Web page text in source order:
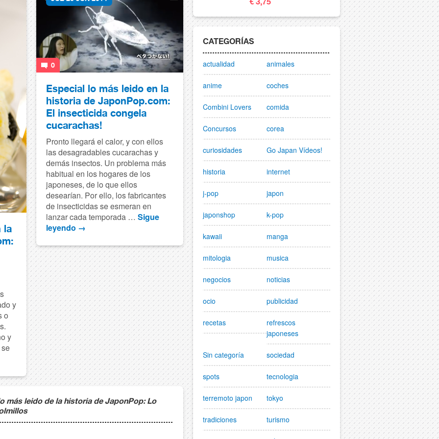
la
y
o
y
0
Especial lo más leido en la
historia de JaponPop.com:
El insecticida congela
cucarachas!
Pronto llegará el calor, y con ellos
las desagradables cucarachas y
demás insectos. Un problema más
habitual en los hogares de los
japoneses, de lo que ellos
desearían. Por ello, los fabricantes
de insecticidas se esmeran en
lanzar cada temporada … Sigue
leyendo →
más leido de la historia de JaponPop: Lo
CATEGORÍAS
actualidad animales
anime coches
Combini Lovers comida
Concursos corea
curiosidades Go Japan Vídeos!
historia internet
j-pop japon
japonshop k-pop
kawaii manga
mitologia musica
negocios noticias
ocio publicidad
recetas
refrescos
japoneses
Sin categoría sociedad
spots tecnologia
terremoto japon tokyo
tradiciones turismo